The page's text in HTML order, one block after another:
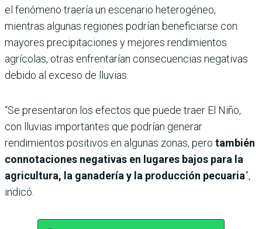
el fenómeno traería un escenario heterogéneo;
mientras algunas regiones podrían beneficiarse con
mayores precipitaciones y mejores rendimientos
agrícolas, otras enfrentarían consecuencias negativas
debido al exceso de lluvias.
“Se presentaron los efectos que puede traer El Niño,
con lluvias importantes que podrían generar
rendimientos positivos en algunas zonas, pero también
connotaciones negativas en lugares bajos para la
agricultura, la ganadería y la producción pecuaria”,
indicó.